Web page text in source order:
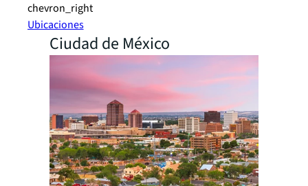
chevron_right
Ubicaciones
Ciudad de México